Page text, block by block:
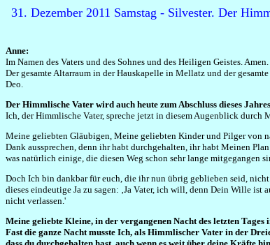
31. Dezember 2011 Samstag - Silvester. Der
Anne:
Im Namen des Vaters und des Sohnes und des Heiligen Geistes. Amen.
Der gesamte Altarraum in der Hauskapelle in Mellatz und der
Deo.
Der Himmlische Vater wird auch heute zum Abschluss dieses
Ich, der Himmlische Vater, spreche jetzt in diesem Augenblick
Meine geliebten Gläubigen, Meine geliebten Kinder und Pilger von
Dank aussprechen, denn ihr habt durchgehalten, ihr habt Meinen
was natürlich einige, die diesen Weg schon sehr lange mitgegangen
Doch Ich bin dankbar für euch, die ihr nun übrig geblieben seid,
dieses eindeutige Ja zu sagen: ‚Ja Vater, ich will, denn Dein Wille
nicht verlassen.'
Meine geliebte Kleine, in der vergangenen Nacht des letzten
Fast die ganze Nacht musste Ich, als Himmlischer Vater in der